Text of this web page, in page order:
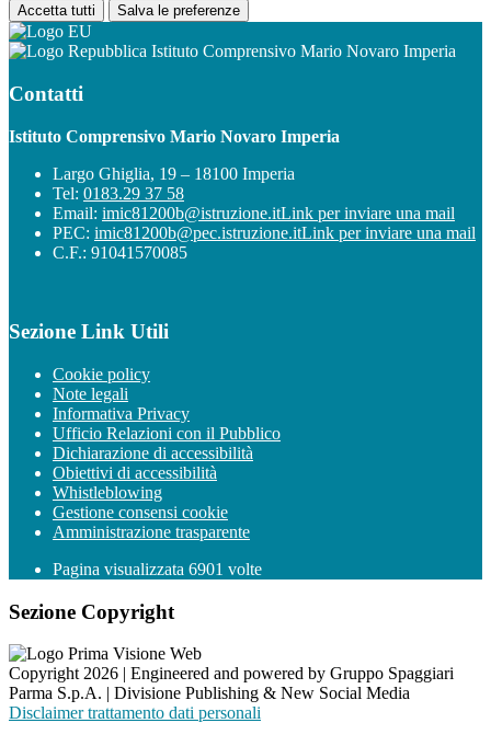
Accetta tutti Salva le preferenze
Istituto Comprensivo Mario Novaro Imperia
Contatti
Istituto Comprensivo Mario Novaro Imperia
Largo Ghiglia, 19 – 18100 Imperia
Tel: 0183.29 37 58
Email: imic81200b@istruzione.itLink per inviare una mail
PEC: imic81200b@pec.istruzione.itLink per inviare una mail
C.F.: 91041570085
Sezione Link Utili
Cookie policy
Note legali
Informativa Privacy
Ufficio Relazioni con il Pubblico
Dichiarazione di accessibilità
Obiettivi di accessibilità
Whistleblowing
Gestione consensi cookie
Amministrazione trasparente
Pagina visualizzata 6901 volte
Sezione Copyright
Copyright 2026 | Engineered and powered by Gruppo Spaggiari
Parma S.p.A. | Divisione Publishing & New Social Media
Disclaimer trattamento dati personali